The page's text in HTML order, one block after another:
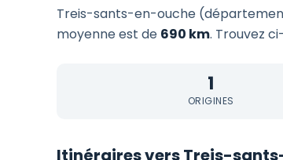
Treis-sants-en-ouche
moyenne est de 690 km. Trouvez
1
ORIGINES
Itinéraires vers Treis-